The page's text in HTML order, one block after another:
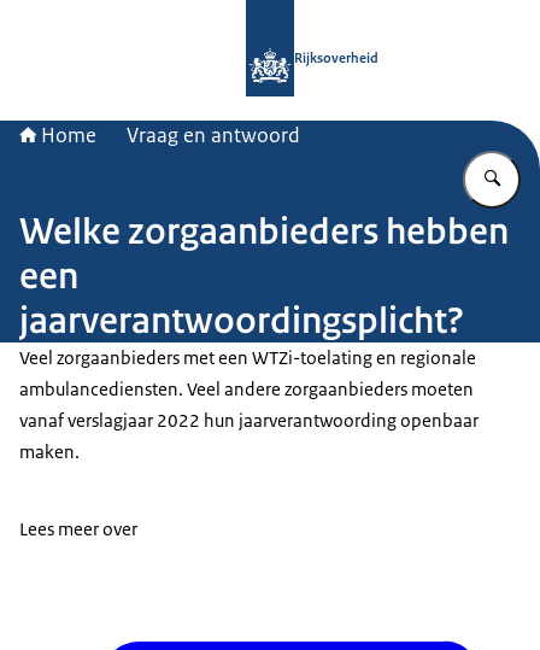
Rijksoverheid
Home Vraag en antwoord
Welke zorgaanbieders hebben
een
jaarverantwoordingsplicht?
Veel zorgaanbieders met een WTZi-toelating en regionale
ambulancediensten. Veel andere zorgaanbieders moeten
vanaf verslagjaar 2022 hun jaarverantwoording openbaar
maken.
Lees meer over